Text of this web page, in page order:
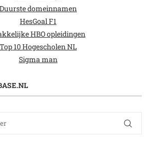
Duurste domeinnamen
HesGoal F1
HBO opleidingen
Top 10 Hogescholen NL
Sigma man